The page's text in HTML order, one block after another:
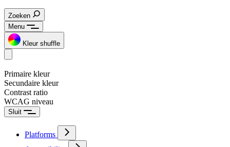
Zoeken
Menu
Kleur shuffle
Primaire kleur
Secundaire kleur
Contrast ratio
WCAG niveau
Sluit
Platforms